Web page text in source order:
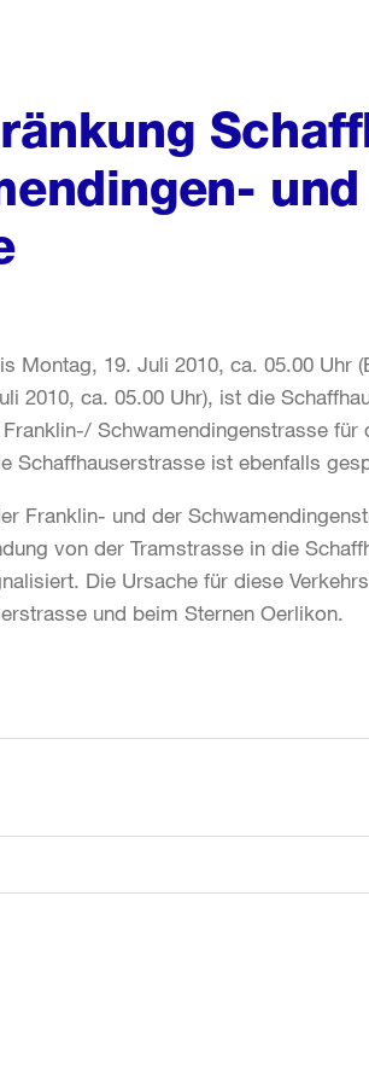
und
Montag, 19. Juli 2010, ca. 05.00 Uhr
2010, ca. 05.00 Uhr), ist die
Schwamendingenstrasse für
Schaffhauserstrasse ist ebenfalls
Franklin- und der
von der Tramstrasse in die
Die Ursache für diese
und beim Sternen Oerlikon.